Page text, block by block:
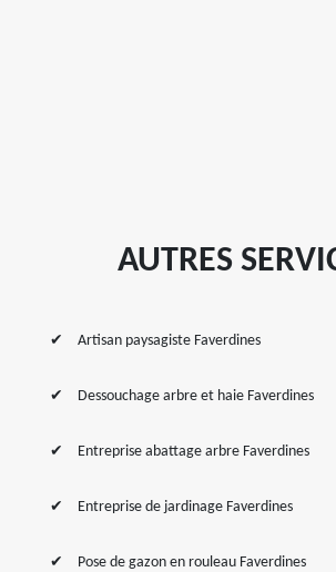
AUTRES
Artisan paysagiste Faverdines
Dessouchage arbre et haie Faverdines
Entreprise abattage arbre Faverdines
Entreprise de jardinage Faverdines
Pose de gazon en rouleau Faverdines